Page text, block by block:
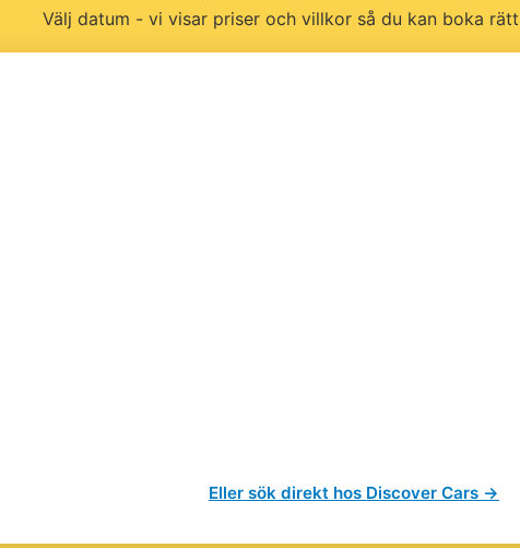
Välj datum - vi visar priser och villkor så du kan boka
Eller sök direkt hos Discover Cars →